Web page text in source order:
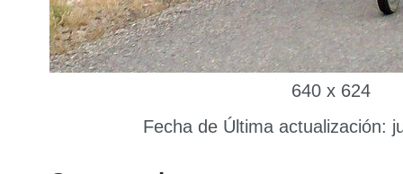
640 x 624
Fecha de Última actualización: